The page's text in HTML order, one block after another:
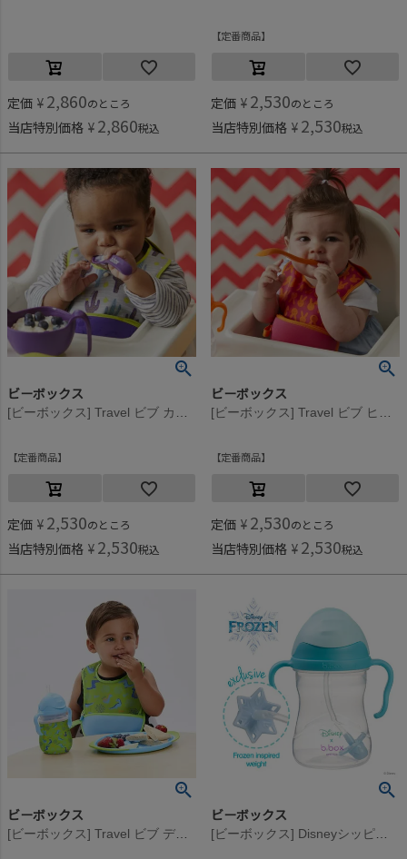
定価 ¥ 2,860のところ
当店特別価格 ¥ 2,860税込
定番商品
定価 ¥ 2,530のところ
当店特別価格 ¥ 2,530税込
ビーボックス
[ビーボックス] Travel ビブ カクタスケッパー
定番商品
定価 ¥ 2,530のところ
当店特別価格 ¥ 2,530税込
ビーボックス
[ビーボックス] Travel ビブ ヒップホップ
定番商品
定価 ¥ 2,530のところ
当店特別価格 ¥ 2,530税込
ビーボックス
[ビーボックス] Travel ビブ ディノタイム
ビーボックス
[ビーボックス] Disneyシッピーカップ Elsa